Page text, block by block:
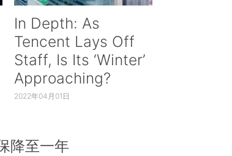
In Depth: As
Tencent Lays Off
Staff, Is Its ‘Winter’
Approaching?
2022年04月01日
降至一年